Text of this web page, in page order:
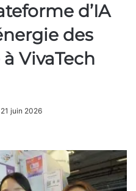
d’IA
des
VivaTech
juin 2026